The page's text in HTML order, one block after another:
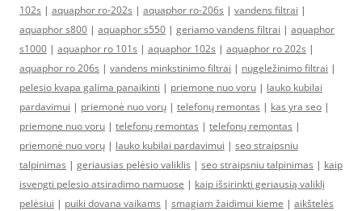
102s | aquaphor ro-202s | aquaphor ro-206s | vandens filtrai |
aquaphor s800 | aquaphor s550 | geriamo vandens filtrai | aquaphor
s1000 | aquaphor ro 101s | aquaphor 102s | aquaphor ro 202s |
aquaphor ro 206s | vandens minkstinimo filtrai | nugeležinimo filtrai |
pelesio kvapa galima panaikinti | priemone nuo voru | lauko kubilai
pardavimui | priemonė nuo vorų | telefonų remontas | kas yra seo |
priemone nuo voru | telefonų remontas | telefonų remontas |
priemonė nuo vorų | lauko kubilai pardavimui | seo straipsniu
talpinimas | geriausias pelėsio valiklis | seo straipsniu talpinimas | kaip
isvengti pelesio atsiradimo namuose | kaip išsirinkti geriausią valiklį
pelėsiui | puiki dovana vaikams | smagiam žaidimui kieme | aikštelės